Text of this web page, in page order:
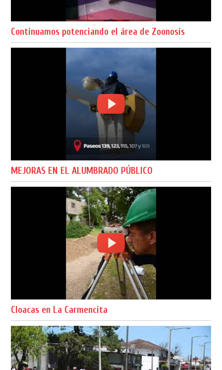
Continuamos potenciando el área de Zoonosis
MEJORAS EN EL ALUMBRADO PÚBLICO
Cloacas en La Carmencita